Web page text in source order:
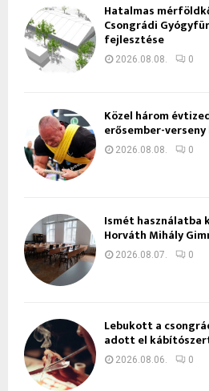
Hatalmas
Csongrádi
fejlesztése
2026.08.08. 0
Közel három
erősember-verseny
2026.08.08. 0
Ismét használatba
Horváth Mihály
2026.08.07. 0
Lebukott a
adott el
2026.08.06. 0